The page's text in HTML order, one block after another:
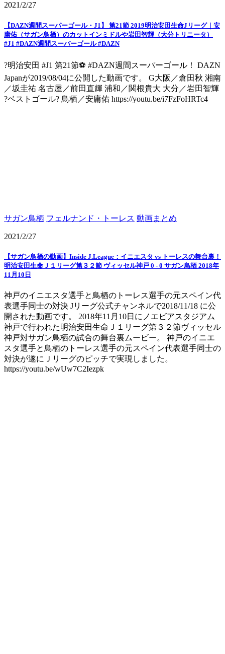
2021/2/27
【DAZN週間スーパーゴール・J1】 第21節 2019明治安田生命Jリーグ｜安
庸佑（サガン鳥栖）のカットインミドルや岩田智輝（大分トリニータ）
#J1 #DAZN週間スーパーゴール #DAZN
?明治安田 #J1 第21節⚽ #DAZN週間スーパーゴール！ DAZN
Japanが2019/08/04に公開した動画です。 G大阪／倉田秋 湘南
／坂圭祐 名古屋／前田直輝 浦和／関根貴大 大分／岩田智輝
?ベストゴール? 鳥栖／安庸佑 https://youtu.be/i7FzFoHRTc4
サガン鳥栖 フェルナンド・トーレス 動画まとめ
2021/2/27
【サガン鳥栖の動画】Inside J.League：イニエスタ vs トーレスの舞台裏！
明治安田生命Ｊ１リーグ第３２節 ヴィッセル神戸 0 - 0 サガン鳥栖 2018年
11月10日
神戸のイニエスタ選手と鳥栖のトーレス選手の元スペイン代
表選手同士の対決 Jリーグ公式チャンネルで2018/11/18 に公
開された動画です。 2018年11月10日にノエビアスタジアム
神戸で行われた明治安田生命Ｊ１リーグ第３２節ヴィッセル
神戸対サガン鳥栖の試合の舞台裏ムービー。 神戸のイニエ
スタ選手と鳥栖のトーレス選手の元スペイン代表選手同士の
対決が遂にＪリーグのピッチで実現しました。
https://youtu.be/wUw7C2Iezpk